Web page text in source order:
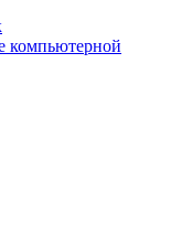
компьютерной